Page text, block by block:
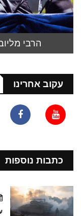
הרבי
עקוב אחרינו
כתבות נוספות